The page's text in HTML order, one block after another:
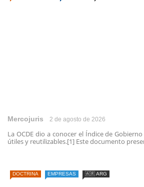
Mercojuris 2 de agosto de 2026
La OCDE dio a conocer el Índice de
útiles y reutilizables.[1] Este documento
DOCTRINA EMPRESAS 🇦🇷 ARG